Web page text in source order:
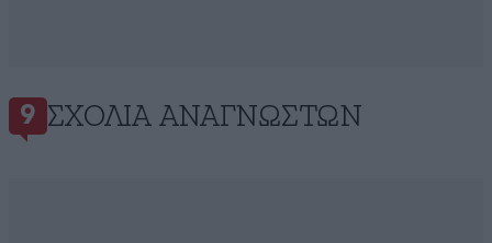
9 ΣΧΌΛΙΑ ΑΝΑΓΝΩΣΤΏΝ